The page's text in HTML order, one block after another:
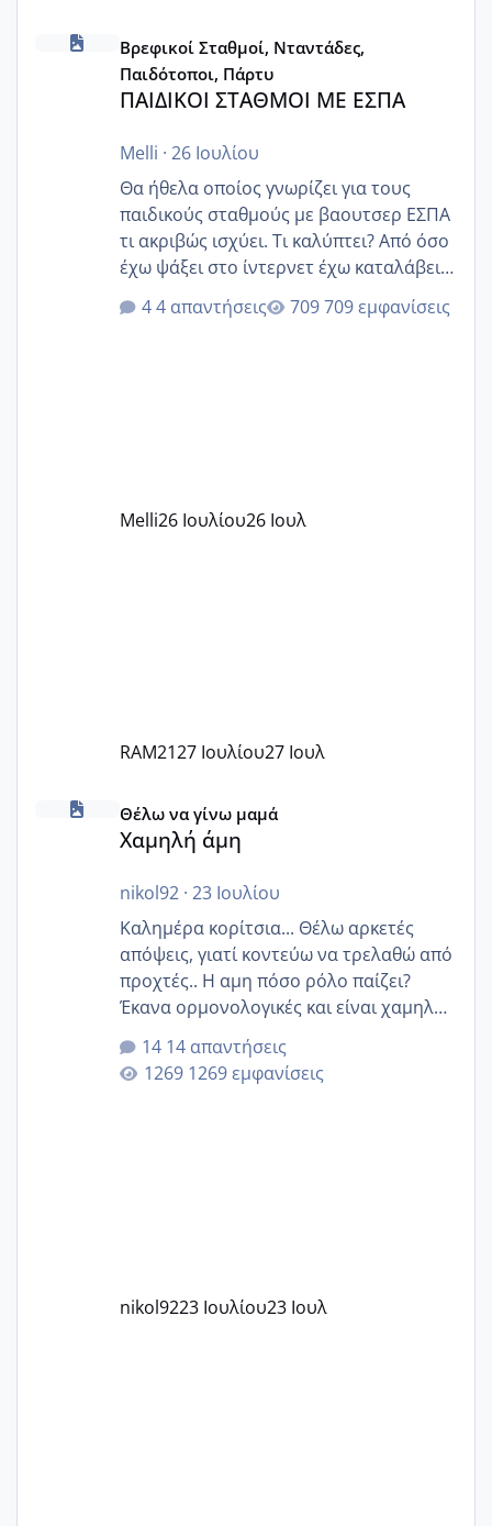
ΠΑΙΔΙΚΟΙ ΣΤΑΘΜΟΙ ΜΕ ΕΣΠΑ
Βρεφικοί Σταθμοί, Νταντάδες,
Παιδότοποι, Πάρτυ
ΠΑΙΔΙΚΟΙ ΣΤΑΘΜΟΙ ΜΕ ΕΣΠΑ
Melli · 26 Ιουλίου
Θα ήθελα οποίος γνωρίζει για τους
παιδικούς σταθμούς με βαουτσερ ΕΣΠΑ
τι ακριβώς ισχύει. Τι καλύπτει? Από όσο
έχω ψάξει στο ίντερνετ έχω καταλάβει
ότι το βαουτσερ καλύπτει όλα τα
δίδακτρα και τα τροφεια του ιδιωτικού
Εγώ πήγα σε έναν ιδιωτικό παιδικό στ
4 απαντήσεις 709 εμφανίσεις
Melli26 Ιουλίου26 Ιουλ
RAM2127 Ιουλίου27 Ιουλ
Χαμηλή άμη
Θέλω να γίνω μαμά
Χαμηλή άμη
nikol92· 23 Ιουλίου
Καλημέρα κορίτσια... Θέλω αρκετές
απόψεις, γιατί κοντεύω να τρελαθώ από
προχτές.. Η αμη πόσο ρόλο παίζει?
Έκανα ορμονολογικές και είναι χαμηλή
για την ηλικία μου.. Είχα ήδη μια
εγκυμοσύνη, που έπρεπε να τερματιστεί
στην 27η εβδομάδα και προσπαθώ 7
14 απαντήσεις
1269 εμφανίσεις
nikol9223 Ιουλίου23 Ιουλ